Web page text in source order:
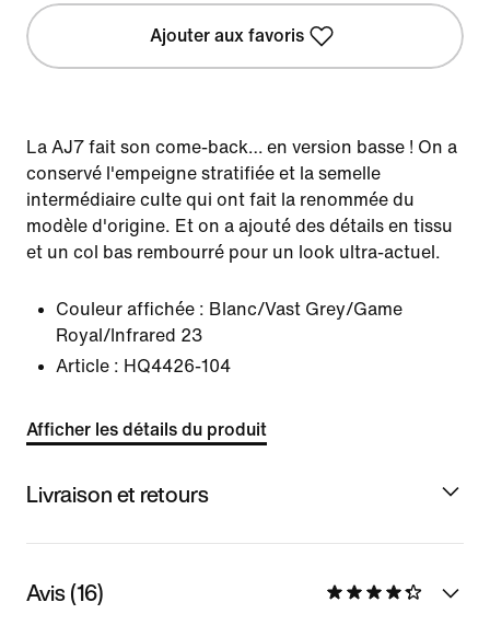
Ajouter aux favoris
La AJ7 fait son come-back… en version basse ! On a
conservé l'empeigne stratifiée et la semelle
intermédiaire culte qui ont fait la renommée du
modèle d'origine. Et on a ajouté des détails en tissu
et un col bas rembourré pour un look ultra-actuel.
Couleur affichée : Blanc/Vast Grey/Game
Royal/Infrared 23
Article : HQ4426-104
Afficher les détails du produit
Livraison et retours
Avis (16)